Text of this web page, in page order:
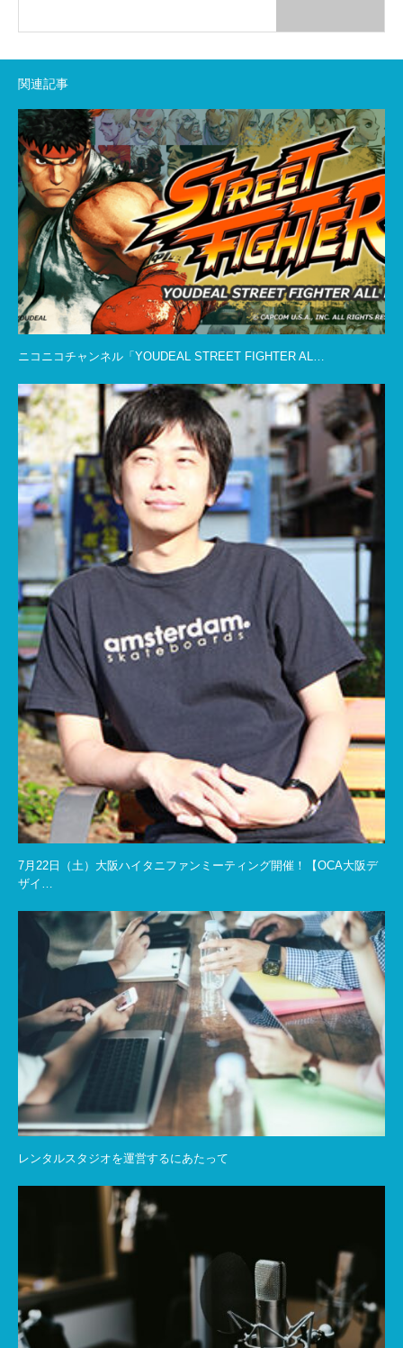
関連記事
ニコニコチャンネル「YOUDEAL STREET FIGHTER AL…
7月22日（土）大阪ハイタニファンミーティング開催！【OCA大阪デ
ザイ…
レンタルスタジオを運営するにあたって